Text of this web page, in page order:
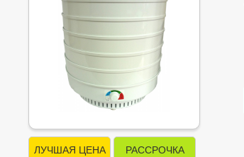
ЛУЧШАЯ ЦЕНА РАССРОЧКА